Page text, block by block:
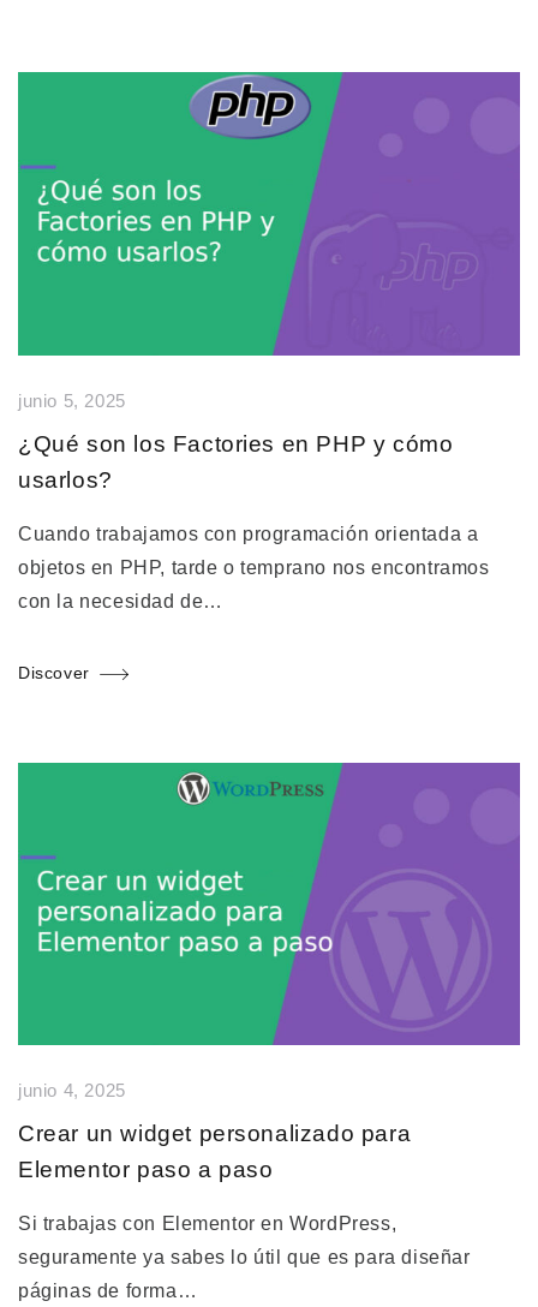
junio 5, 2025
¿Qué son los Factories en PHP y cómo
usarlos?
Cuando trabajamos con programación orientada a
objetos en PHP, tarde o temprano nos encontramos
con la necesidad de…
Discover
junio 4, 2025
Crear un widget personalizado para
Elementor paso a paso
Si trabajas con Elementor en WordPress,
seguramente ya sabes lo útil que es para diseñar
páginas de forma…